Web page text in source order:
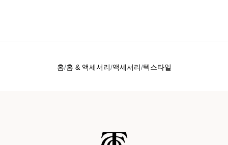
홈 홈 & 액세서리 액세서리 텍스타일